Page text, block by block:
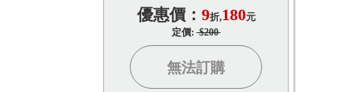
優惠價： 9折,180元
定價:$200
無法訂購